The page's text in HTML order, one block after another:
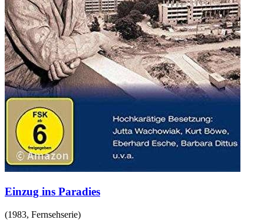
Einzug ins Paradies
(1983, Fernsehserie)